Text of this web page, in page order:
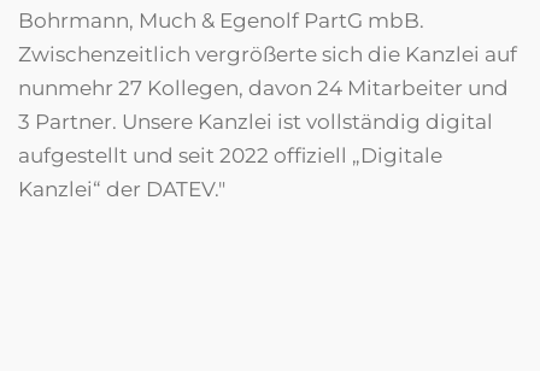
Bohrmann, Much & Egenolf PartG mbB.
Zwischenzeitlich vergrößerte sich die Kanzlei auf
nunmehr 27 Kollegen, davon 24 Mitarbeiter und
3 Partner. Unsere Kanzlei ist vollständig digital
aufgestellt und seit 2022 offiziell „Digitale
Kanzlei“ der DATEV."